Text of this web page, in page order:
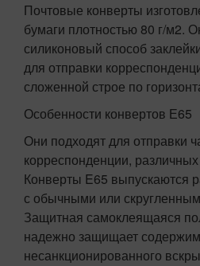
Почтовые конверты
бумаги плотностью 80 г/м2.
силиконовый способ
для отправки
сложенной строе по
Особенности конвертов Е65
Они подходят для отправки
корреспонденции,
Конверты E65 выпускаются
с обычными или
Защитная самоклеящаяся
надежно защищает
несанкционированного